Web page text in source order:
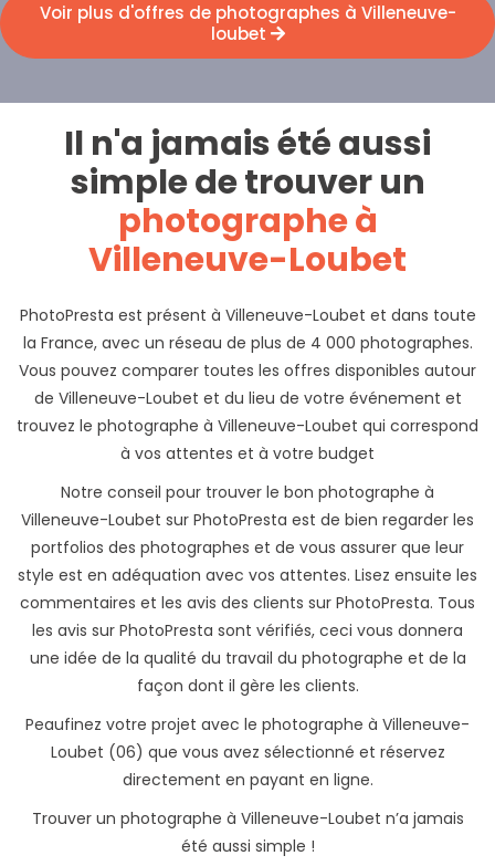
Voir plus d'offres de photographes à Villeneuve-
loubet
Il n'a jamais été aussi
simple de trouver un
photographe à
Villeneuve-Loubet
PhotoPresta est présent à Villeneuve-Loubet et dans toute
la France, avec un réseau de plus de 4 000 photographes.
Vous pouvez comparer toutes les offres disponibles autour
de Villeneuve-Loubet et du lieu de votre événement et
trouvez le photographe à Villeneuve-Loubet qui correspond
à vos attentes et à votre budget
Notre conseil pour trouver le bon photographe à
Villeneuve-Loubet sur PhotoPresta est de bien regarder les
portfolios des photographes et de vous assurer que leur
style est en adéquation avec vos attentes. Lisez ensuite les
commentaires et les avis des clients sur PhotoPresta. Tous
les avis sur PhotoPresta sont vérifiés, ceci vous donnera
une idée de la qualité du travail du photographe et de la
façon dont il gère les clients.
Peaufinez votre projet avec le photographe à Villeneuve-
Loubet (06) que vous avez sélectionné et réservez
directement en payant en ligne.
Trouver un photographe à Villeneuve-Loubet n’a jamais
été aussi simple !